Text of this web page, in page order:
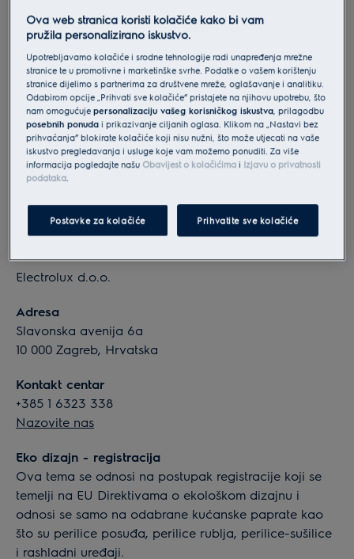
Servis, reklamacije, postprodaja
Suradnja - partneri
Narudžba dodatne opreme i pribora
Electrolux d.o.o.
Adresa
Slavonska avenija 6a
10 000 Zagreb, Hrvatska
Kontakt centar
+385 1 6323 338
Nazovite nas
Eko dizajn - registracija
Ova tema se odnosi na postupak registracije koji se
temelji na EU Direktivama o ekološkom dizajnu i
odnosi se samo na odabrane kućanske paprate kao
što su perilice posuđa, perilice rublja, perilice-sušilice
i rashladni uređaji.
Ova web stranica koristi kolačiće kako bi vam
pružila personalizirano iskustvo.
Upotrebljavamo kolačiće i srodne tehnologije radi unapređenja mrežne
stranice te u promotivne i marketinške svrhe. Podatke o vašem korištenju
stranice dijelimo s partnerima za društvene mreže, oglašavanje i analitiku.
Odabirom opcije „Prihvati sve kolačiće” pristajete na njihovu upotrebu, što
nam omogućujepersonalizaciju vašeg korisničkog iskustva, prilagodbu
posebnih ponuda i prikazivanje ciljanih oglasa. Klikom na „Nastavi bez
prihvaćanja” blokirate kolačiće koji nisu nužni, što može utjecati na vaše
iskustvo pregledavanja i usluge koje vam možemo ponuditi. Za više
informacija pogledajte našu Obavijest o kolačićima i Izjavu o privatnosti
podataka.
Postavke za kolačiće Prihvatite sve kolačiće